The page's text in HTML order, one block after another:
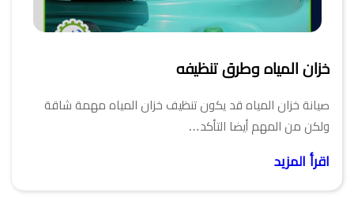
خزان المياه وطرق تنظيفه
صيانة خزان المياه قد يكون تنظيف خزان المياه مهمة شاقة
ولكن من المهم أيضا التأكد…
اقرأ المزيد